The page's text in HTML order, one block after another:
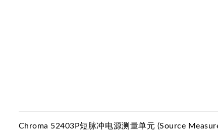
Chroma 52403P短脉冲电源测量单元 (Source